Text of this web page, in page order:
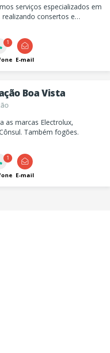
serviços especializados em
consertos e
e muito mais. Confie na
para cuidar dos seus
1
E-mail
Boa Vista
as marcas Electrolux,
Também fogões.
1
E-mail